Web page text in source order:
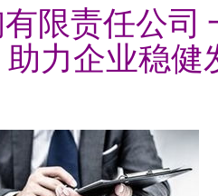
限责任公司
力企业稳健